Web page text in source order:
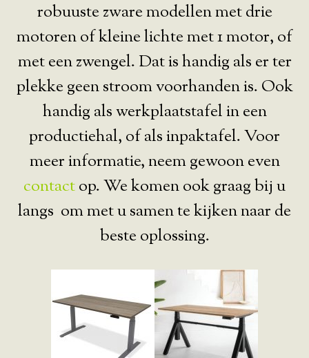
robuuste zware modellen met drie
motoren of kleine lichte met 1 motor, of
met een zwengel. Dat is handig als er ter
plekke geen stroom voorhanden is. Ook
handig als werkplaatstafel in een
productiehal, of als inpaktafel. Voor
meer informatie, neem gewoon even
contactop. We komen ook graag bij u
langs om met u samen te kijken naar de
beste oplossing.